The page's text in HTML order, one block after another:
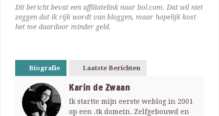
Dit bericht bevat een affiliatelink naar bol.com. Dat wil niet
zeggen dat ik rijk wordt van bloggen, maar hopelijk kost
het me daardoor minder geld.
Biografie Laatste Berichten
Karin de Zwaan
Ik startte mijn eerste weblog in 2001
op een .tk domein. Zelfgebouwd en